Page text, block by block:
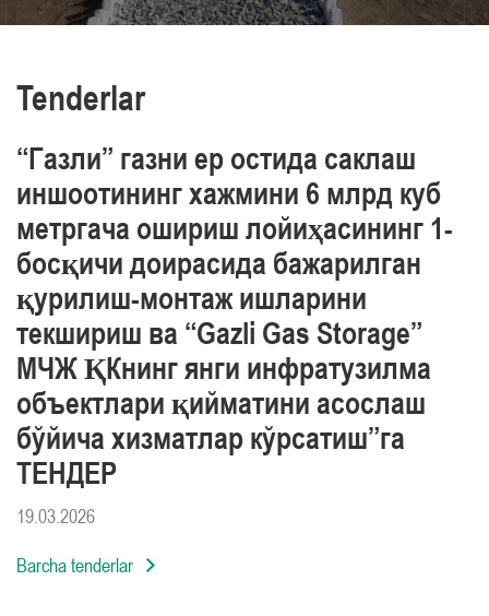
Tenderlar
“Газли” газни ер остида саклаш
иншоотининг хажмини 6 млрд куб
метргача ошириш лойиҳасининг 1-
босқичи доирасида бажарилган
қурилиш-монтаж ишларини
текшириш ва “Gazli Gas Storage”
МЧЖ ҚКнинг янги инфратузилма
объектлари қийматини асослаш
бўйича хизматлар кўрсатиш”га
ТЕНДЕР
19.03.2026
Barcha tenderlar